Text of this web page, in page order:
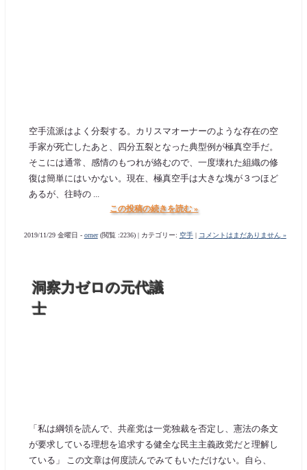
空手流派はよく分裂する。カリスマオーナーのような存在の空
手家が死亡したあと、四分五裂となった典型例が極真空手だ。
そこには通常、感情のもつれが絡むので、一度壊れた組織の修
復は簡単にはいかない。現在、極真空手は大きな塊が３つほど
あるが、往時の ...
この投稿の続きを読む »
2019/11/29 金曜日 - orner(閲覧 :2236) | カテゴリー: 空手| コメントはまだありません »
洞察力ゼロの元代議
士
「私は綱領を読んで、共産党は一党独裁を否定し、憲法の条文
が要求している理想を追求する健全な民主主義政党だと理解し
ている」 この文章は何度読んでみてもいただけない。自ら、